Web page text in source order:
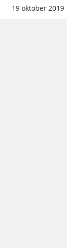
19 oktober 2019